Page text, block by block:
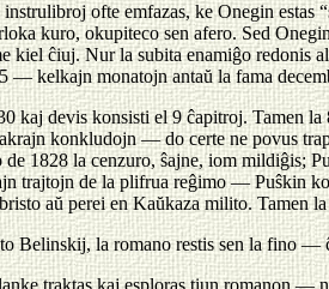
ofte emfazas, ke Onegin estas
kuro, okupiteco sen afero. Sed
kiel ĉiuj. Nur la subita enamiĝo redonis
— kelkajn monatojn antaŭ la fama
kaj devis konsisti el 9 ĉapitroj. Tamen
konkludojn — do certe ne povus
1828 la cenzuro, ŝajne, iom mildiĝis;
trajtojn de la plifrua reĝimo — Puŝkin
aŭ perei en Kaŭkaza milito.
Belinskij, la romano restis sen la fino
traktas kaj esploras tiun romanon —